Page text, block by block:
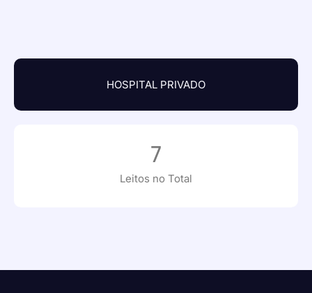
HOSPITAL PRIVADO
Leitos no Total
7